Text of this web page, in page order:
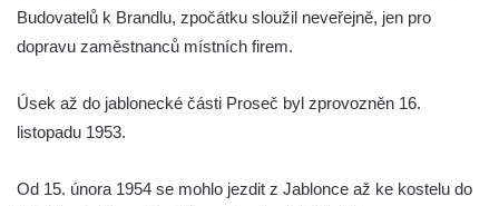
Budovatelů k Brandlu, zpočátku sloužil neveřejně, jen pro
dopravu zaměstnanců místních firem.
Úsek až do jablonecké části Proseč byl zprovozněn 16.
listopadu 1953.
Od 15. února 1954 se mohlo jezdit z Jablonce až ke kostelu do